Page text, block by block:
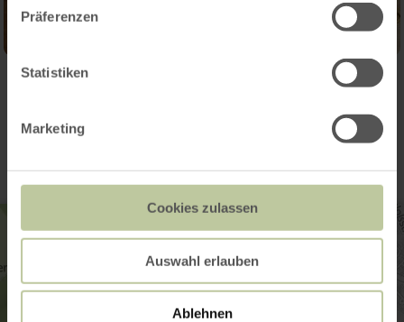
Präferenzen
Statistiken
Marketing
Cookies zulassen
Auswahl erlauben
Ablehnen
Kontakt